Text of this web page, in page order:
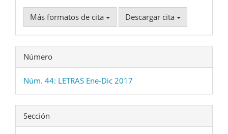
Más formatos de cita Descargar cita
Número
Núm. 44: LETRAS Ene-Dic 2017
Sección